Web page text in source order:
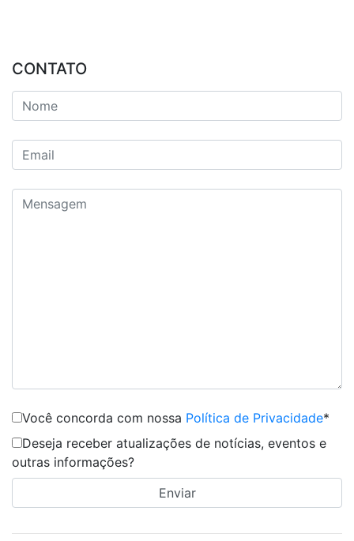
CONTATO
Você concorda com nossa Política de Privacidade*
Deseja receber atualizações de notícias, eventos e
outras informações?